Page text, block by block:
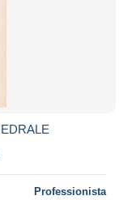
Professionista